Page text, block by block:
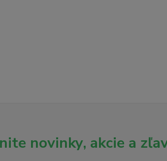
novinky, akcie a